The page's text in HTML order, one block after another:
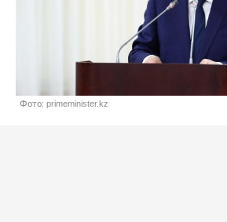
Фото: primeminister.kz